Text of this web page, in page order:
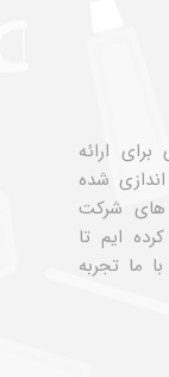
ارائه
شده
های شرکت
ایم تا
ما تجربه